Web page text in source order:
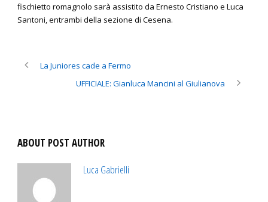
fischietto romagnolo sarà assistito da Ernesto Cristiano e Luca
Santoni, entrambi della sezione di Cesena.
La Juniores cade a Fermo
UFFICIALE: Gianluca Mancini al Giulianova
ABOUT POST AUTHOR
Luca Gabrielli